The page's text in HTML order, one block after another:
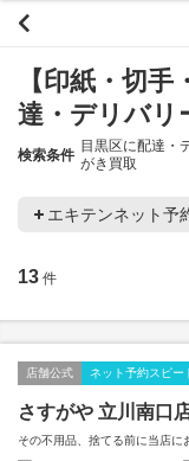
【印紙・切
達・デリバリ
検索条件
目黒区に配達・
がき買取
エキテンネット予
13 件
店舗公式 ネット予約スピー
さすがや 立川南口
その不用品、捨てる前に当店に